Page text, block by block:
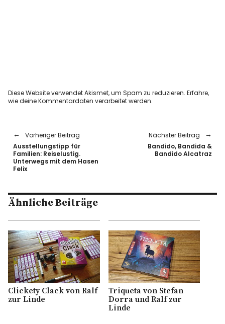
Diese Website verwendet Akismet, um Spam zu reduzieren.Erfahre,
wie deine Kommentardaten verarbeitet werden.
Vorheriger Beitrag
Ausstellungstipp für
Familien: Reiselustig.
Unterwegs mit dem Hasen
Felix
Nächster Beitrag
Bandido, Bandida &
Bandido Alcatraz
Ähnliche Beiträge
Clickety Clack von Ralf
zur Linde
Triqueta von Stefan
Dorra und Ralf zur
Linde